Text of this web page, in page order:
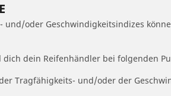
und/oder Geschwindigkeitsindizes
dein Reifenhändler bei folgenden
Tragfähigkeits- und/oder der